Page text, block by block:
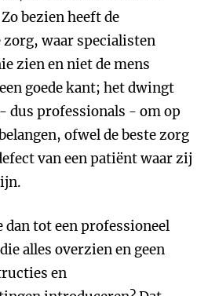
bezien heeft de
waar specialisten
zien en niet de mens
goede kant; het dwingt
dus professionals - om op
ofwel de beste zorg
van een patiënt waar zij
dan tot een professioneel
alles overzien en geen
en